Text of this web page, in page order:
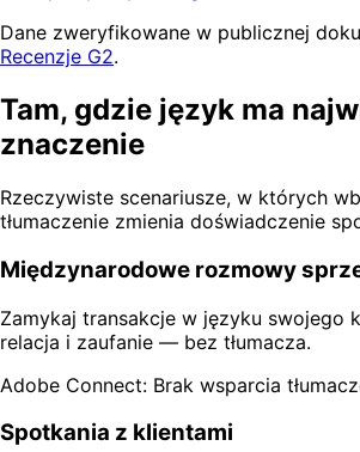
Dane zweryfikowane w publicznej
Recenzje G2.
Tam, gdzie język ma
znaczenie
Rzeczywiste scenariusze, w których
tłumaczenie zmienia doświadczenie
Międzynarodowe rozmowy
Zamykaj transakcje w języku swojego
relacja i zaufanie — bez tłumacza.
Adobe Connect: Brak wsparcia
Spotkania z klientami